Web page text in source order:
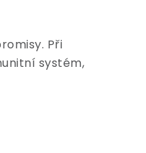
Při
systém,